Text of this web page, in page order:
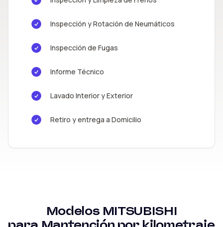
Inspección y Rotación de Neumáticos
Inspección de Fugas
Informe Técnico
Lavado Interior y Exterior
Retiro y entrega a Domicilio
Modelos MITSUBISHI